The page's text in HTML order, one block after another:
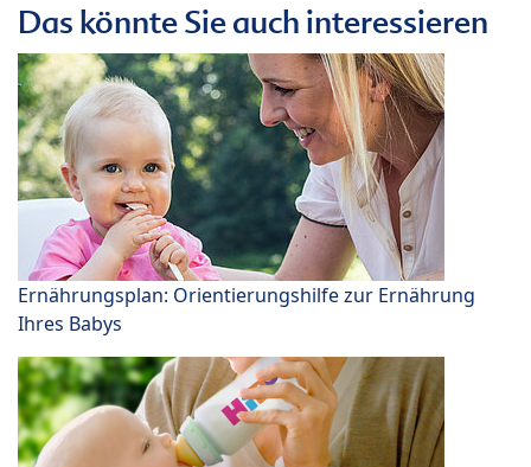
Das könnte Sie auch interessieren
Ernährungsplan: Orientierungshilfe zur Ernährung
Ihres Babys